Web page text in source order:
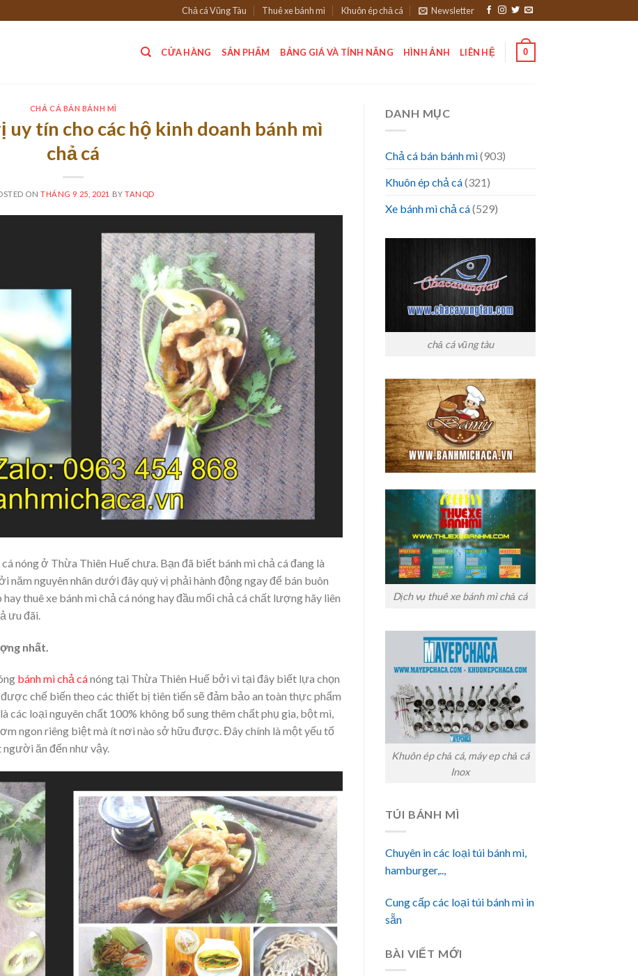
Chả cá Vũng Tàu Thuê xe bánh mì Khuôn ép chả cá Newsletter
CỬA HÀNG SẢN PHẨM BẢNG GIÁ VÀ TÍNH NĂNG HÌNH ẢNH LIÊN HỆ 0
CHẢ CÁ BÁN BÁNH MÌ
tín cho các hộ kinh doanh bánh mì
chả cá
ONTHÁNG 9 25, 2021 BYTANQD
nóng ở Thừa Thiên Huế chưa. Bạn đã biết bánh mì chả cá đang là
năm nguyên nhân dưới đây quý vị phải hành động ngay để bán buôn
thuê xe bánh mì chả cá nóng hay đầu mối chả cá chất lượng hãy liên
ưu đãi.
nhất.
bánh mì chả cánóng tại Thừa Thiên Huế bởi vì tại đây biết lựa chọn
chế biến theo các thiết bị tiên tiến sẽ đảm bảo an toàn thực phẩm
các loại nguyên chất 100% không bổ sung thêm chất phụ gia, bột mì,
ngon riêng biệt mà ít nơi nào sở hữu được. Đây chính là một yếu tố
người ăn đến như vậy.
DANH MỤC
Chả cá bán bánh mì(903)
Khuôn ép chả cá(321)
Xe bánh mì chả cá(529)
chả cá vũng tàu
Dịch vụ thuê xe bánh mì chả cá
Khuôn ép chả cá, máy ep chả cá
Inox
TÚI BÁNH MÌ
Chuyên in các loại túi bánh mì,
hamburger,..,
Cung cấp các loại túi bánh mì in
sẵn
BÀI VIẾT MỚI